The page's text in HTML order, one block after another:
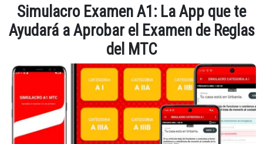
Simulacro Examen A1: La App que te
Ayudará a Aprobar el Examen de Reglas
del MTC